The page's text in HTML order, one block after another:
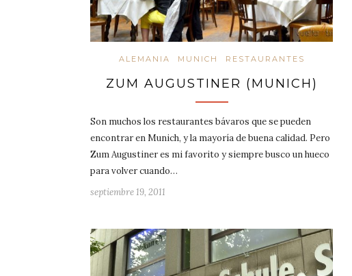
ALEMANIA MUNICH RESTAURANTES
ZUM AUGUSTINER (MUNICH)
Son muchos los restaurantes bávaros que se pueden
encontrar en Munich, y la mayoría de buena calidad. Pero
Zum Augustiner es mi favorito y siempre busco un hueco
para volver cuando…
septiembre 19, 2011